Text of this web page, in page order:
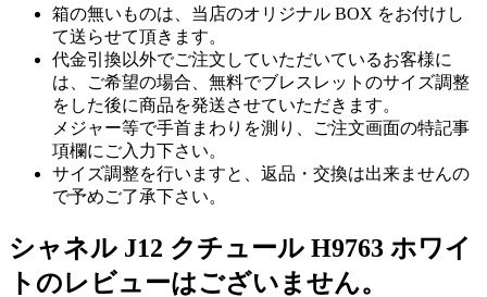
箱の無いものは、当店のオリジナル BOX をお付けし
て送らせて頂きます。
代金引換以外でご注文していただいているお客様に
は、ご希望の場合、無料でブレスレットのサイズ調整
をした後に商品を発送させていただきます。
メジャー等で手首まわりを測り、ご注文画面の特記事
項欄にご入力下さい。
サイズ調整を行いますと、返品・交換は出来ませんの
で予めご了承下さい。
シャネル J12 クチュール H9763 ホワイ
トのレビューはございません。